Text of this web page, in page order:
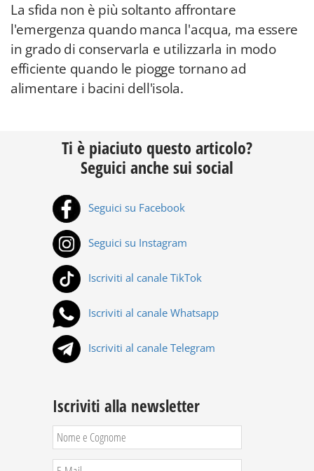
La sfida non è più soltanto affrontare
l'emergenza quando manca l'acqua, ma essere
in grado di conservarla e utilizzarla in modo
efficiente quando le piogge tornano ad
alimentare i bacini dell'isola.
Ti è piaciuto questo articolo?
Seguici anche sui social
Seguici su Facebook
Seguici su Instagram
Iscriviti al canale TikTok
Iscriviti al canale Whatsapp
Iscriviti al canale Telegram
Iscriviti alla newsletter